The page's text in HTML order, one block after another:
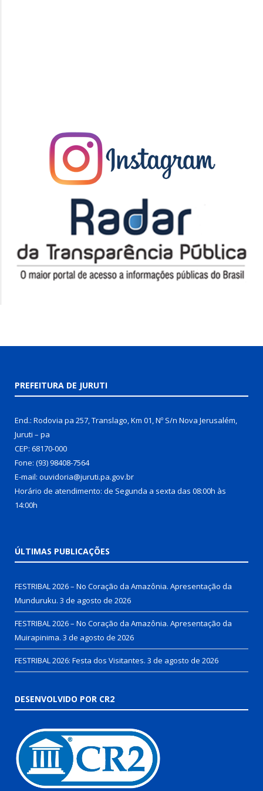
PREFEITURA DE JURUTI
End.: Rodovia pa 257, Translago, Km 01, Nº S/n Nova Jerusalém,
Juruti – pa
CEP: 68170-000
Fone: (93) 98408-7564
E-mail: ouvidoria@juruti.pa.gov.br
Horário de atendimento: de Segunda a sexta das 08:00h às
14:00h
ÚLTIMAS PUBLICAÇÕES
FESTRIBAL 2026 – No Coração da Amazônia. Apresentação da
Munduruku. 3 de agosto de 2026
FESTRIBAL 2026 – No Coração da Amazônia. Apresentação da
Muirapinima. 3 de agosto de 2026
FESTRIBAL 2026: Festa dos Visitantes. 3 de agosto de 2026
DESENVOLVIDO POR CR2